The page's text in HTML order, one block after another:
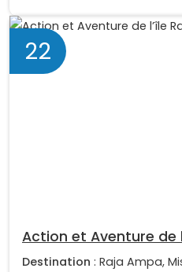
22
Action et Aventure de
Destination : Raja Ampa,